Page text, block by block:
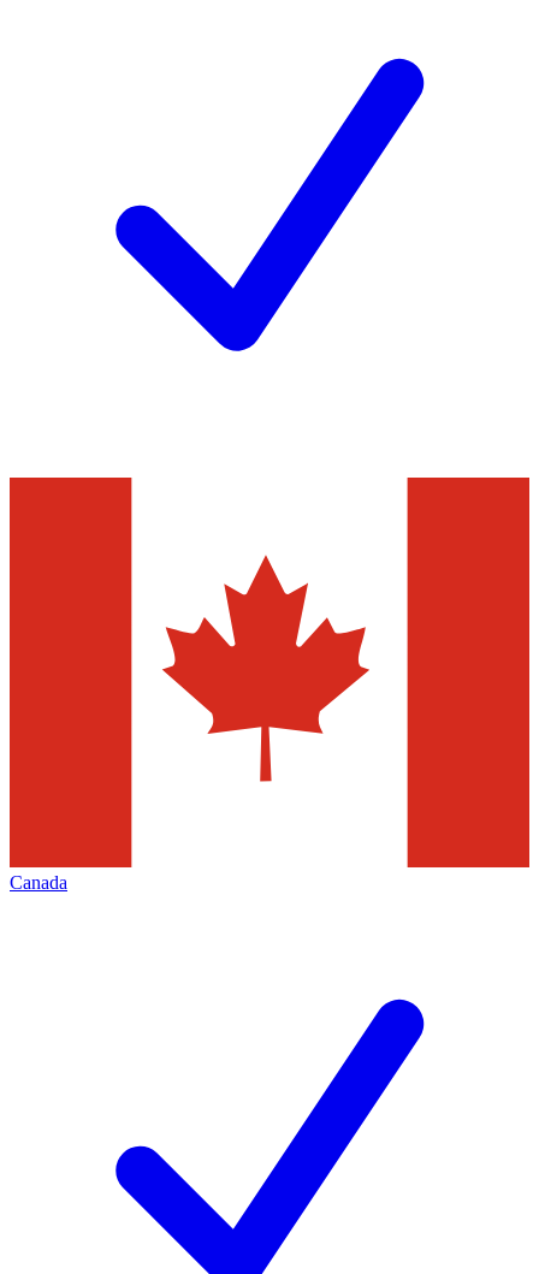
Canada